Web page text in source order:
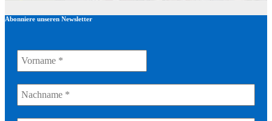
Abonniere unseren Newsletter